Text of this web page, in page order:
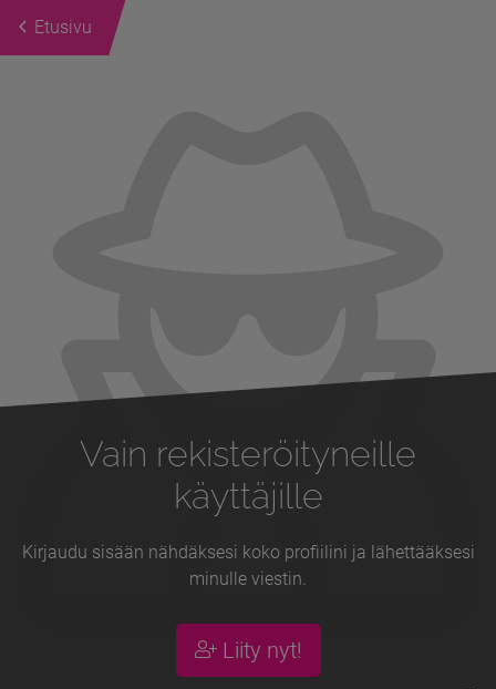
Etusivu
Vain rekisteröityneille
käyttäjille
Kirjaudu sisään nähdäksesi koko profiilini ja lähettääksesi
minulle viestin.
Liity nyt!